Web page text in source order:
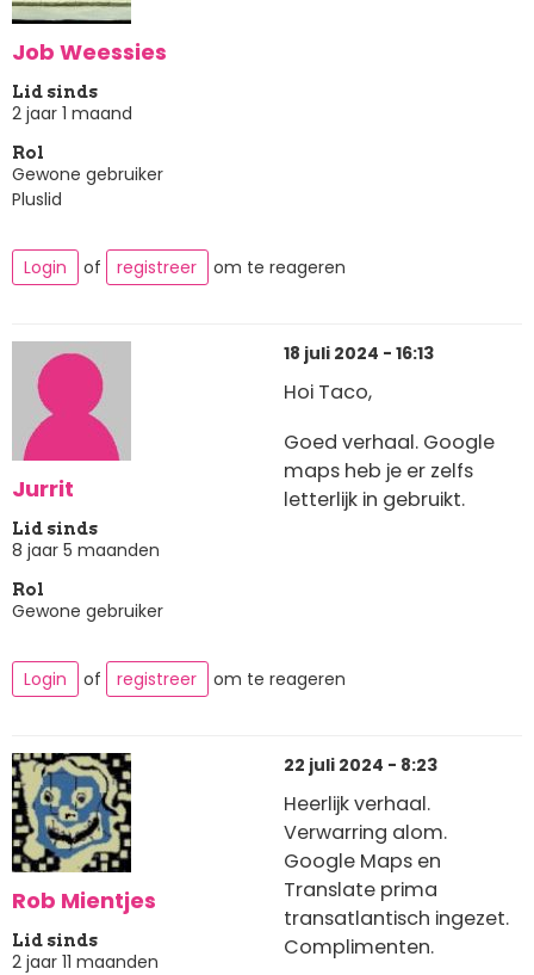
Job Weessies
Lid sinds
2 jaar 1 maand
Rol
Gewone gebruiker
Pluslid
Login of registreer om te reageren
Jurrit
Lid sinds
8 jaar 5 maanden
Rol
Gewone gebruiker
18 juli 2024 - 16:13
Hoi Taco,
Goed verhaal. Google
maps heb je er zelfs
letterlijk in gebruikt.
Login of registreer om te reageren
Rob Mientjes
Lid sinds
2 jaar 11 maanden
22 juli 2024 - 8:23
Heerlijk verhaal.
Verwarring alom.
Google Maps en
Translate prima
transatlantisch ingezet.
Complimenten.